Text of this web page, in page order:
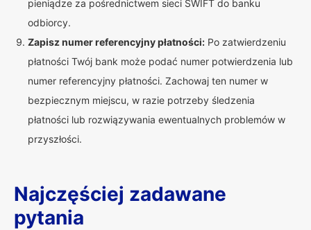
pieniądze za pośrednictwem sieci SWIFT do banku
odbiorcy.
Zapisz numer referencyjny płatności: Po zatwierdzeniu
płatności Twój bank może podać numer potwierdzenia lub
numer referencyjny płatności. Zachowaj ten numer w
bezpiecznym miejscu, w razie potrzeby śledzenia
płatności lub rozwiązywania ewentualnych problemów w
przyszłości.
Najczęściej zadawane
pytania